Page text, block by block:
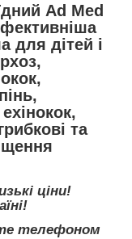
Ad Med
для дітей і
та
ціни!
телефоном